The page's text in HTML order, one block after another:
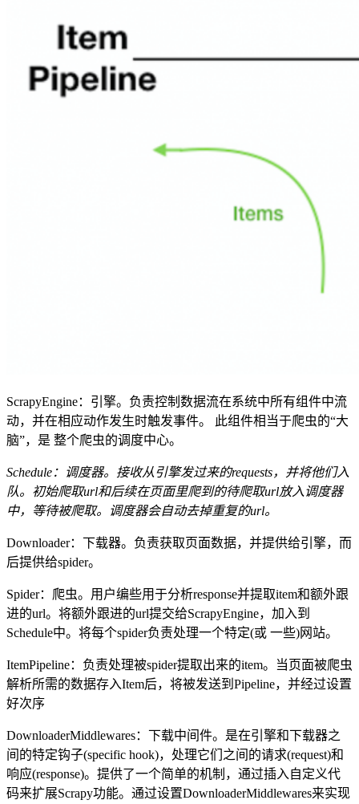
ScrapyEngine：引擎。负责控制数据流在系统中所有组件中流
动，并在相应动作发生时触发事件。 此组件相当于爬虫的“大
脑”，是 整个爬虫的调度中心。
Schedule：调度器。接收从引擎发过来的requests，并将他们入
队。初始爬取url和后续在页面里爬到的待爬取url放入调度器
中，等待被爬取。调度器会自动去掉重复的url。
Downloader：下载器。负责获取页面数据，并提供给引擎，而
后提供给spider。
Spider：爬虫。用户编些用于分析response并提取item和额外跟
进的url。将额外跟进的url提交给ScrapyEngine，加入到
Schedule中。将每个spider负责处理一个特定(或 一些)网站。
ItemPipeline：负责处理被spider提取出来的item。当页面被爬虫
解析所需的数据存入Item后，将被发送到Pipeline，并经过设置
好次序
DownloaderMiddlewares：下载中间件。是在引擎和下载器之
间的特定钩子(specific hook)，处理它们之间的请求(request)和
响应(response)。提供了一个简单的机制，通过插入自定义代
码来扩展Scrapy功能。通过设置DownloaderMiddlewares来实现